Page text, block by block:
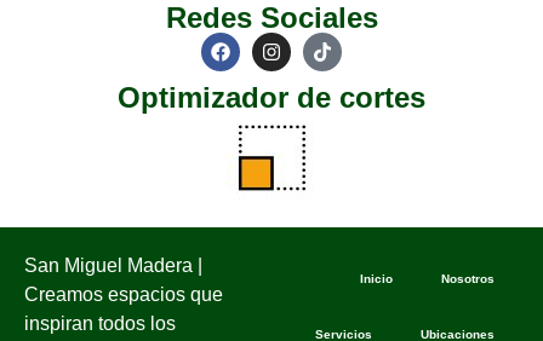
Redes Sociales
Optimizador de cortes
San Miguel Madera |
Creamos espacios que
inspiran todos los
Inicio Nosotros
Servicios Ubicaciones